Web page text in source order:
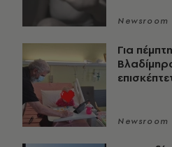
Newsroom
Για
Newsroom